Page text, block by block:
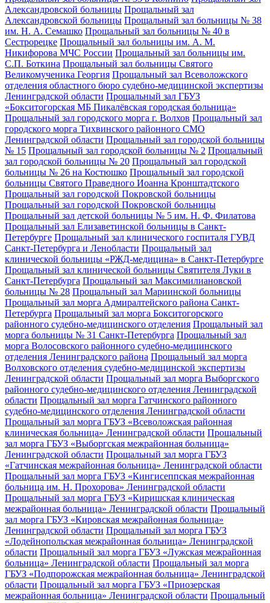
Александровской больницы Прощальный зал
Александровской больницы Прощальный зал больницы № 38
им. Н. А. Семашко Прощальный зал больницы № 40 в
Сестрорецке Прощальный зал больницы им. А. М.
Никифорова МЧС России Прощальный зал больницы им.
С.П. Боткина Прощальный зал больницы Святого
Великомученика Георгия Прощальный зал Всеволожского
отделения областного бюро судебно-медицинской экспертизы
Ленинградской области Прощальный зал ГБУЗ
«Бокситогорская МБ Пикалёвская городская больница»
Прощальный зал городского морга г. Волхов Прощальный зал
городского морга Тихвинского районного СМО
Ленинградской области Прощальный зал городской больницы
№ 15 Прощальный зал городской больницы № 2 Прощальный
зал городской больницы № 20 Прощальный зал городской
больницы № 26 на Костюшко Прощальный зал городской
больницы Святого Праведного Иоанна Кронштадтского
Прощальный зал городской Покровской больницы
Прощальный зал городской Покровской больницы
Прощальный зал детской больницы № 5 им. Н. Ф. Филатова
Прощальный зал Елизаветинской больницы в Санкт-
Петербурге Прощальный зал клинического госпиталя ГУВД
Санкт-Петербурга и Ленобласти Прощальный зал
клинической больницы «РЖД-медицина» в Санкт-Петербурге
Прощальный зал клинической больницы Святителя Луки в
Санкт-Петербурга Прощальный зал Максимилиановской
больницы № 28 Прощальный зал Мариинской больницы
Прощальный зал морга Адмиралтейского района Санкт-
Петербурга Прощальный зал морга Бокситогорского
районного судебно-медицинского отделения Прощальный зал
морга больницы № 31 Санкт-Петербурга Прощальный зал
морга Волосовского районного судебно-медицинского
отделения Ленинградского района Прощальный зал морга
Волховского отделения судебно-медицинской экспертизы
Ленинградской области Прощальный зал морга Выборгского
районного судебно-медицинского отделения Ленинградской
области Прощальный зал морга Гатчинского районного
судебно-медицинского отделения Ленинградской области
Прощальный зал морга ГБУЗ «Всеволожская районная
клиническая больница» Ленинградской области Прощальный
зал морга ГБУЗ «Выборгская межрайонная больница»
Ленинградской области Прощальный зал морга ГБУЗ
«Гатчинская межрайонная больница» Ленинградской области
Прощальный зал морга ГБУЗ «Кингисеппская межрайонная
больница им. Н. Прохорова» Ленинградской области
Прощальный зал морга ГБУЗ «Киришская клиническая
межрайонная больница» Ленинградской области Прощальный
зал морга ГБУЗ «Кировская межрайонная больница»
Ленинградской области Прощальный зал морга ГБУЗ
«Лодейнопольская межрайонная больница» Ленинградской
области Прощальный зал морга ГБУЗ «Лужская межрайонная
больница» Ленинградской области Прощальный зал морга
ГБУЗ «Подпорожская межрайонная больница» Ленинградской
области Прощальный зал морга ГБУЗ «Приозерская
межрайонная больница» Ленинградской области Прощальный